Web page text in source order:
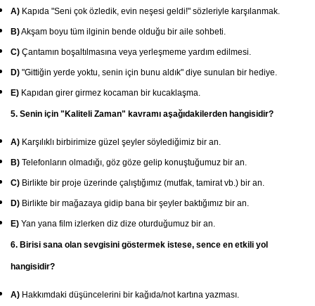
A) Kapıda "Seni çok özledik, evin neşesi geldi!" sözleriyle karşılanmak.
B)Akşam boyu tüm ilginin bende olduğu bir aile sohbeti.
C) Çantamın boşaltılmasına veya yerleşmeme yardım edilmesi.
D) "Gittiğin yerde yoktu, senin için bunu aldık" diye sunulan bir hediye.
E) Kapıdan girer girmez kocaman bir kucaklaşma.
5. Senin için "Kaliteli Zaman" kavramı aşağıdakilerden hangisidir?
A) Karşılıklı birbirimize güzel şeyler söylediğimiz bir an.
B) Telefonların olmadığı, göz göze gelip konuştuğumuz bir an.
C) Birlikte bir proje üzerinde çalıştığımız (mutfak, tamirat vb.) bir an.
D) Birlikte bir mağazaya gidip bana bir şeyler baktığımız bir an.
E) Yan yana film izlerken diz dize oturduğumuz bir an.
6. Birisi sana olan sevgisini göstermek istese, sence en etkili yol
hangisidir?
A) Hakkımdaki düşüncelerini bir kağıda/not kartına yazması.